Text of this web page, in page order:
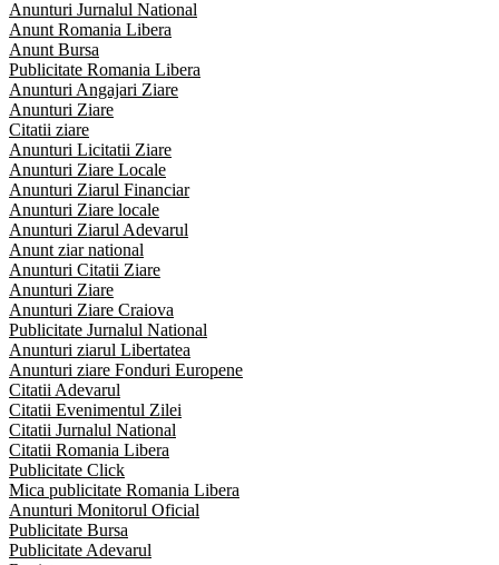
Anunturi Jurnalul National
Anunt Romania Libera
Anunt Bursa
Publicitate Romania Libera
Anunturi Angajari Ziare
Anunturi Ziare
Citatii ziare
Anunturi Licitatii Ziare
Anunturi Ziare Locale
Anunturi Ziarul Financiar
Anunturi Ziare locale
Anunturi Ziarul Adevarul
Anunt ziar national
Anunturi Citatii Ziare
Anunturi Ziare
Anunturi Ziare Craiova
Publicitate Jurnalul National
Anunturi ziarul Libertatea
Anunturi ziare Fonduri Europene
Citatii Adevarul
Citatii Evenimentul Zilei
Citatii Jurnalul National
Citatii Romania Libera
Publicitate Click
Mica publicitate Romania Libera
Anunturi Monitorul Oficial
Publicitate Bursa
Publicitate Adevarul